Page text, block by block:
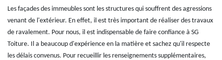
Les façades des immeubles sont les structures qui souffrent des agressions
venant de l'extérieur. En effet, il est très important de réaliser des travaux
de ravalement. Pour nous, il est indispensable de faire confiance à SG
Toiture. Il a beaucoup d'expérience en la matière et sachez qu'il respecte
les délais convenus. Pour recueillir les renseignements supplémentaires,